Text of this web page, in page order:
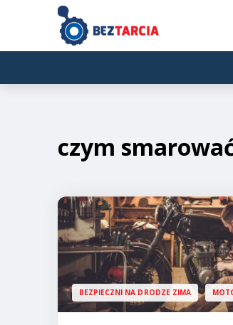
czym
BEZPIECZNI NA DRODZE ZIMA